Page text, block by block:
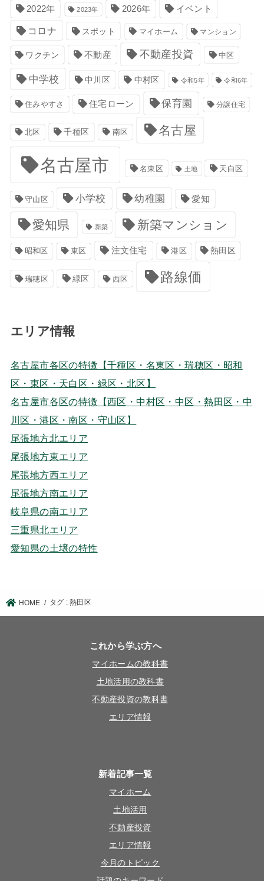
2022年 2023年 2026年 イベント
コロナ スポット マイホーム マンション
ワクチン 不動産 不動産投資 中区
中学校 中川区 中村区 令和5年 令和6年
住みやすさ 住宅ローン 保育園 分譲住宅
北区 千種区 南区 名古屋
名古屋市 名東区 土地 天白区
守山区 小学校 幼稚園 愛知
愛知県 新築 新築マンション
昭和区 東区 注文住宅 港区 熱田区
瑞穂区 緑区 西区 路線価
エリア情報
名古屋市各区の特徴【千種区・名東区・瑞穂区・昭和
区・東区・天白区・緑区・北区】
名古屋市各区の特徴【西区・中村区・中区・熱田区・中
川区・港区・南区・守山区】
尾張地方北エリア
尾張地方東エリア
尾張地方西エリア
尾張地方南エリア
岐阜県の南エリア
三重県北エリア
愛知県の土壌の特性
HOME タグ : 熱田区
これから学ぶ方へ
マイホームの教科書
土地活用の教科書
不動産投資の教科書
エリア情報
新着記事一覧
マイホーム
土地活用
不動産投資
エリア情報
今月のトピック